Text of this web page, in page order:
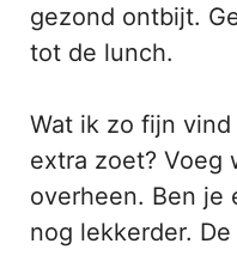
gezond ontbijt.
tot de lunch.
Wat ik zo fijn
extra zoet? Voeg
overheen. Ben je
nog lekkerder.